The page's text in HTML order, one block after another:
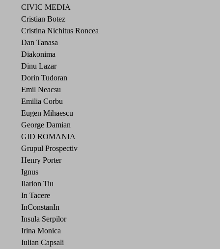
CIVIC MEDIA
Cristian Botez
Cristina Nichitus Roncea
Dan Tanasa
Diakonima
Dinu Lazar
Dorin Tudoran
Emil Neacsu
Emilia Corbu
Eugen Mihaescu
George Damian
GID ROMANIA
Grupul Prospectiv
Henry Porter
Ignus
Ilarion Tiu
In Tacere
InConstanIn
Insula Serpilor
Irina Monica
Iulian Capsali